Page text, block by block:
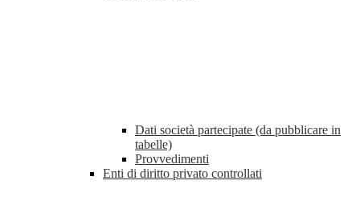
Dati società partecipate (da pubblicare in
tabelle)
Provvedimenti
Enti di diritto privato controllati